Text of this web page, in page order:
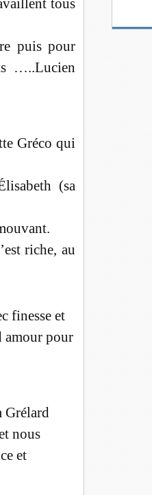
tous
puis pour
…..Lucien
Gréco qui
(sa
riche, au
finesse et
amour pour
Grélard
nous
et